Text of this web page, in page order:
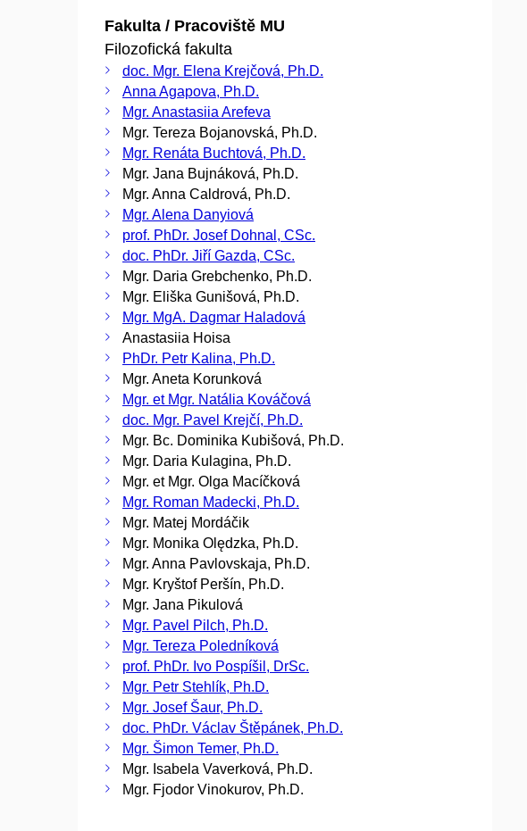
Fakulta / Pracoviště MU
Filozofická fakulta
doc. Mgr. Elena Krejčová, Ph.D.
Anna Agapova, Ph.D.
Mgr. Anastasiia Arefeva
Mgr. Tereza Bojanovská, Ph.D.
Mgr. Renáta Buchtová, Ph.D.
Mgr. Jana Bujnáková, Ph.D.
Mgr. Anna Caldrová, Ph.D.
Mgr. Alena Danyiová
prof. PhDr. Josef Dohnal, CSc.
doc. PhDr. Jiří Gazda, CSc.
Mgr. Daria Grebchenko, Ph.D.
Mgr. Eliška Gunišová, Ph.D.
Mgr. MgA. Dagmar Haladová
Anastasiia Hoisa
PhDr. Petr Kalina, Ph.D.
Mgr. Aneta Korunková
Mgr. et Mgr. Natália Kováčová
doc. Mgr. Pavel Krejčí, Ph.D.
Mgr. Bc. Dominika Kubišová, Ph.D.
Mgr. Daria Kulagina, Ph.D.
Mgr. et Mgr. Olga Macíčková
Mgr. Roman Madecki, Ph.D.
Mgr. Matej Mordáčik
Mgr. Monika Olędzka, Ph.D.
Mgr. Anna Pavlovskaja, Ph.D.
Mgr. Kryštof Peršín, Ph.D.
Mgr. Jana Pikulová
Mgr. Pavel Pilch, Ph.D.
Mgr. Tereza Poledníková
prof. PhDr. Ivo Pospíšil, DrSc.
Mgr. Petr Stehlík, Ph.D.
Mgr. Josef Šaur, Ph.D.
doc. PhDr. Václav Štěpánek, Ph.D.
Mgr. Šimon Temer, Ph.D.
Mgr. Isabela Vaverková, Ph.D.
Mgr. Fjodor Vinokurov, Ph.D.